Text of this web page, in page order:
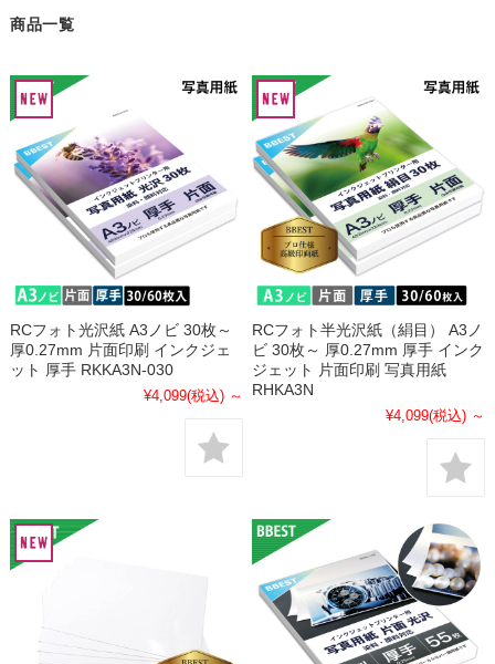
商品一覧
RCフォト光沢紙 A3ノビ 30枚～
厚0.27mm 片面印刷 インクジェ
ット 厚手 RKKA3N-030
¥4,099(税込) ～
RCフォト半光沢紙（絹目） A3ノ
ビ 30枚～ 厚0.27mm 厚手 インク
ジェット 片面印刷 写真用紙
RHKA3N
¥4,099(税込) ～